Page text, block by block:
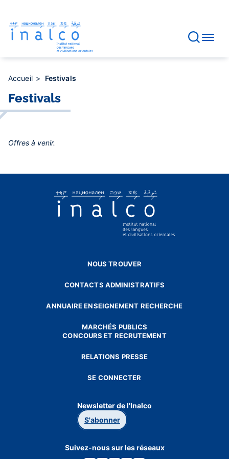
contenu
principal
Accueil Festivals
Festivals
Offres à venir.
NOUS TROUVER
CONTACTS ADMINISTRATIFS
ANNUAIRE ENSEIGNEMENT RECHERCHE
MARCHÉS PUBLICS
CONCOURS ET RECRUTEMENT
RELATIONS PRESSE
SE CONNECTER
Newsletter de l'Inalco
S'abonner
Suivez-nous sur les réseaux